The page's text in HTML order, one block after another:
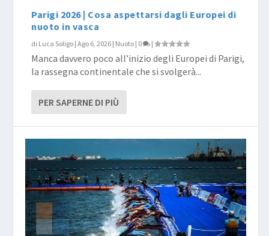
Parigi 2026 | Cosa aspettarsi dagli Europei di
nuoto in vasca
di Luca Soligo |Ago 6, 2026 | Nuoto | 0 |
Manca davvero poco all’inizio degli Europei di Parigi,
la rassegna continentale che si svolgerà...
PER SAPERNE DI PIÙ